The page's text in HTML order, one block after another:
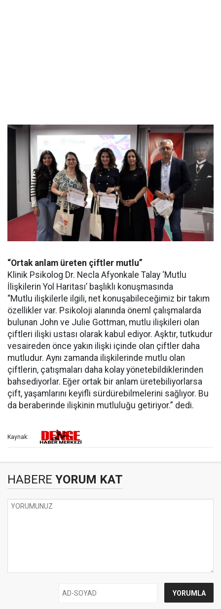
“Ortak anlam üreten çiftler mutlu”
Klinik Psikolog Dr. Necla Afyonkale Talay ‘Mutlu
İlişkilerin Yol Haritası’ başlıklı konuşmasında
“Mutlu ilişkilerle ilgili, net konuşabileceğimiz bir takım
özellikler var. Psikoloji alanında öneml çalışmalarda
bulunan John ve Julie Gottman, mutlu ilişkileri olan
çiftleri ilişki ustası olarak kabul ediyor. Aşktır, tutkudur
vesaireden önce yakın ilişki içinde olan çiftler daha
mutludur. Aynı zamanda ilişkilerinde mutlu olan
çiftlerin, çatışmaları daha kolay yönetebildiklerinden
bahsediyorlar. Eğer ortak bir anlam üretebiliyorlarsa
çift, yaşamlarını keyifli sürdürebilmelerini sağlıyor. Bu
da beraberinde ilişkinin mutluluğu getiriyor.” dedi.
Kaynak:
HABERE YORUM KAT